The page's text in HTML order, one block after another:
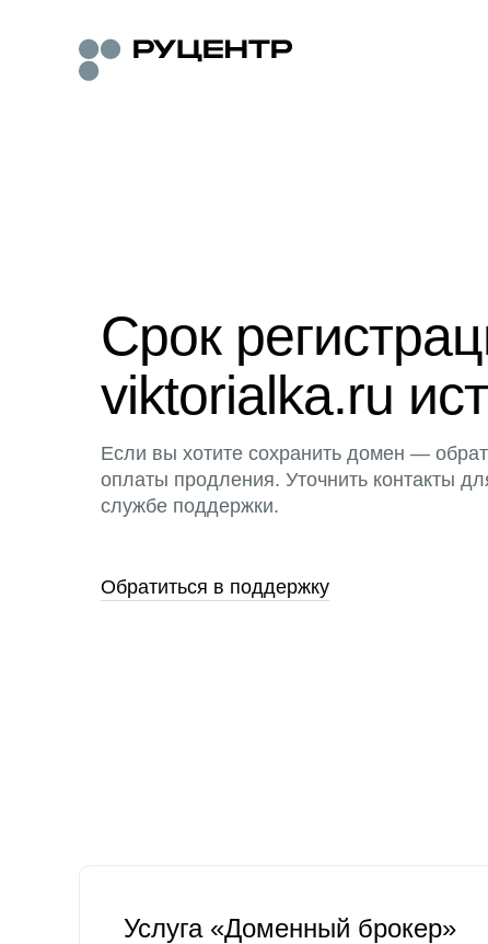
Срок
viktorialka.ru
Если вы хотите сохранить домен —
оплаты продления. Уточнить контакты
службе поддержки.
Обратиться в поддержку
Услуга «Доменный брокер»